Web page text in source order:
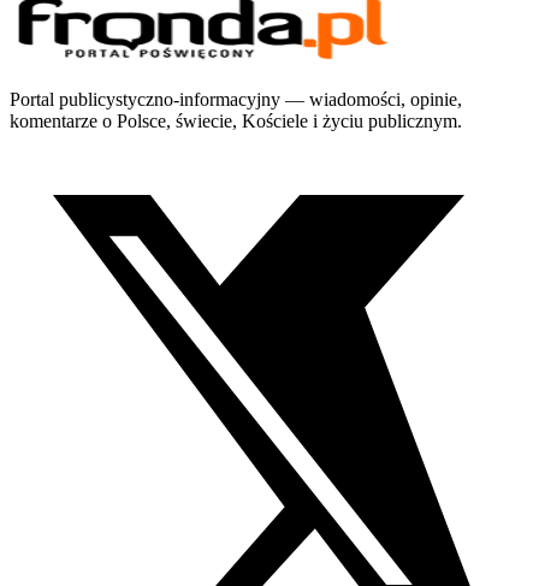
Portal publicystyczno-informacyjny — wiadomości, opinie,
komentarze o Polsce, świecie, Kościele i życiu publicznym.